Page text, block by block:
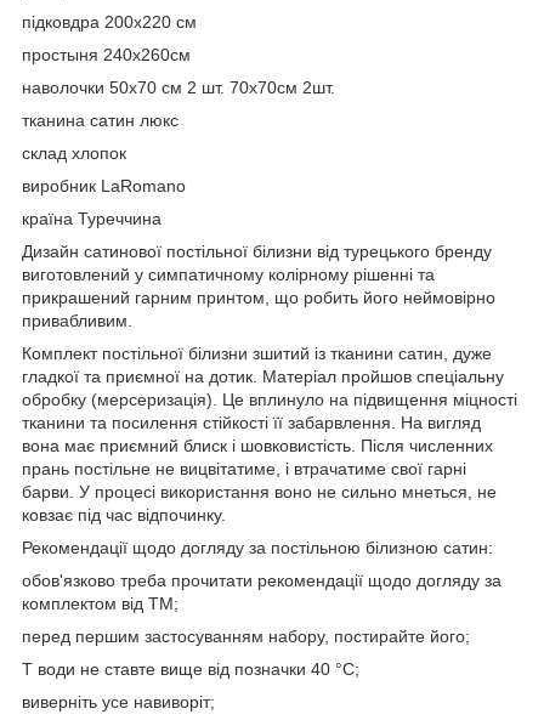
підковдра 200x220 см
простыня 240x260см
наволочки 50x70 см 2 шт. 70x70см 2шт.
тканина сатин люкс
склад хлопок
виробник LaRomano
країна Туреччина
Дизайн сатинової постільної білизни від турецького бренду
виготовлений у симпатичному колірному рішенні та
прикрашений гарним принтом, що робить його неймовірно
привабливим.
Комплект постільної білизни зшитий із тканини сатин, дуже
гладкої та приємної на дотик. Матеріал пройшов спеціальну
обробку (мерсеризація). Це вплинуло на підвищення міцності
тканини та посилення стійкості її забарвлення. На вигляд
вона має приємний блиск і шовковистість. Після численних
прань постільне не вицвітатиме, і втрачатиме свої гарні
барви. У процесі використання воно не сильно мнеться, не
ковзає під час відпочинку.
Рекомендації щодо догляду за постільною білизною сатин:
обов'язково треба прочитати рекомендації щодо догляду за
комплектом від ТМ;
перед першим застосуванням набору, постирайте його;
Т води не ставте вище від позначки 40 °C;
виверніть усе навиворіт;